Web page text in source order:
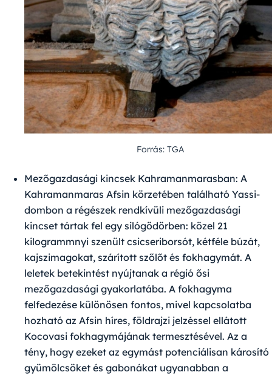
Forrás: TGA
Mezőgazdasági kincsek Kahramanmarasban: A
Kahramanmaras Afsin körzetében található Yassi-
dombon a régészek rendkívüli mezőgazdasági
kincset tártak fel egy silógödörben: közel 21
kilogrammnyi szenült csicseriborsót, kétféle búzát,
kajszimagokat, szárított szőlőt és fokhagymát. A
leletek betekintést nyújtanak a régió ősi
mezőgazdasági gyakorlatába. A fokhagyma
felfedezése különösen fontos, mivel kapcsolatba
hozható az Afsin híres, földrajzi jelzéssel ellátott
Kocovasi fokhagymájának termesztésével. Az a
tény, hogy ezeket az egymást potenciálisan károsító
gyümölcsöket és gabonákat ugyanabban a